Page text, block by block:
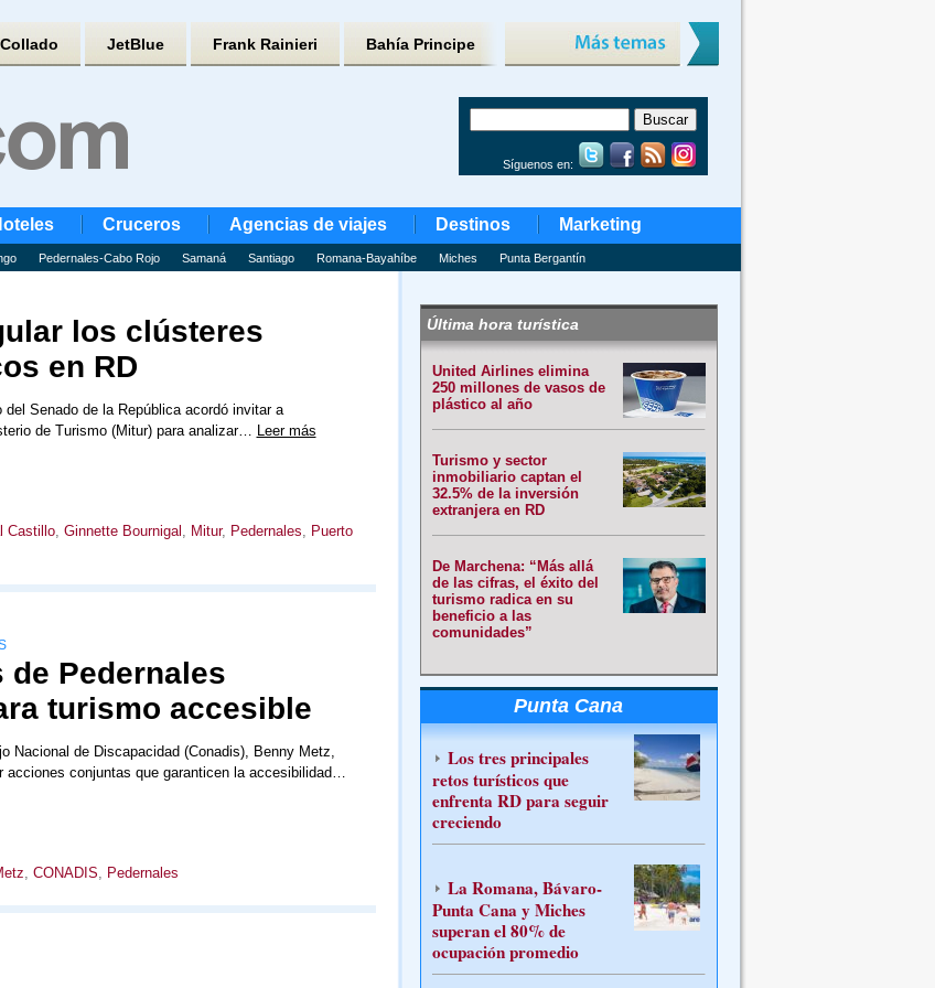
JetBlue Frank Rainieri Bahía Principe
Síguenos en:
Cruceros Agencias de viajes Destinos Marketing
Pedernales-Cabo Rojo Samaná Santiago Romana-Bayahíbe Miches Punta Bergantín
los clústeres
en RD
del Senado de la República acordó invitar a
de Turismo (Mitur) para analizar… Leer más
Castillo, Ginnette Bournigal , Mitur, Pedernales, Puerto
Pedernales
turismo accesible
Nacional de Discapacidad (Conadis), Benny Metz,
acciones conjuntas que garanticen la accesibilidad…
, CONADIS, Pedernales
Última hora turística
United Airlines elimina
250 millones de vasos de
plástico al año
Turismo y sector
inmobiliario captan el
32.5% de la inversión
extranjera en RD
De Marchena: “Más allá
de las cifras, el éxito del
turismo radica en su
beneficio a las
comunidades”
Punta Cana
Los tres principales
retos turísticos que
enfrenta RD para seguir
creciendo
La Romana, Bávaro-
Punta Cana y Miches
superan el 80% de
ocupación promedio